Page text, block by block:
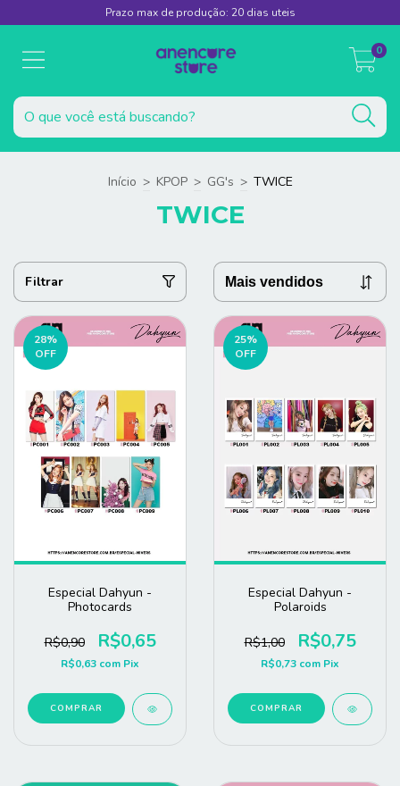
Prazo max de produção: 20 dias uteis
0
Início > KPOP > GG's > TWICE
TWICE
Filtrar
28%
OFF
Especial Dahyun -
Photocards
R$0,90 R$0,65
R$0,63 com Pix
COMPRAR
25%
OFF
Especial Dahyun -
Polaroids
R$1,00 R$0,75
R$0,73 com Pix
COMPRAR